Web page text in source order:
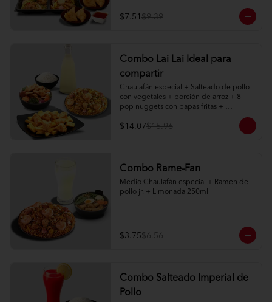
agridulce
2 limonadas naturales 250ml
$7.51 $9.39
Combo Lai Lai Ideal para
compartir
Chaulafán especial + Salteado de pollo
con vegetales + porción de arroz + 8
pop nuggets con papas fritas +
$14.07$15.96
Combo Rame-Fan
Medio Chaulafán especial + Ramen de
pollo jr. + Limonada 250ml
$3.75$6.56
Combo Salteado Imperial de
Pollo